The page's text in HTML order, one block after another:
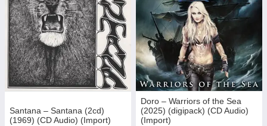
Santana – Santana (2cd)
(1969) (CD Audio) (Import)
Doro – Warriors of the Sea
(2025) (digipack) (CD Audio)
(Import)